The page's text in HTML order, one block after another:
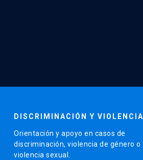
DISCRIMINACIÓN Y VIOLENCIA
Orientación y apoyo en casos de
discriminación, violencia de género o
violencia sexual.